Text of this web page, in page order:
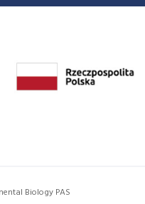
Biology PAS